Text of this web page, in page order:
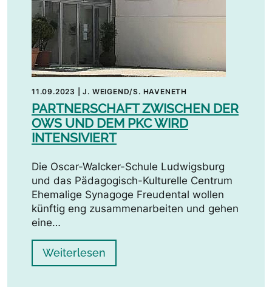
11.09.2023 |J. WEIGEND/S. HAVENETH
PARTNERSCHAFT ZWISCHEN DER
OWS UND DEM PKC WIRD
INTENSIVIERT
Die Oscar-Walcker-Schule Ludwigsburg
und das Pädagogisch-Kulturelle Centrum
Ehemalige Synagoge Freudental wollen
künftig eng zusammenarbeiten und gehen
eine…
Weiterlesen